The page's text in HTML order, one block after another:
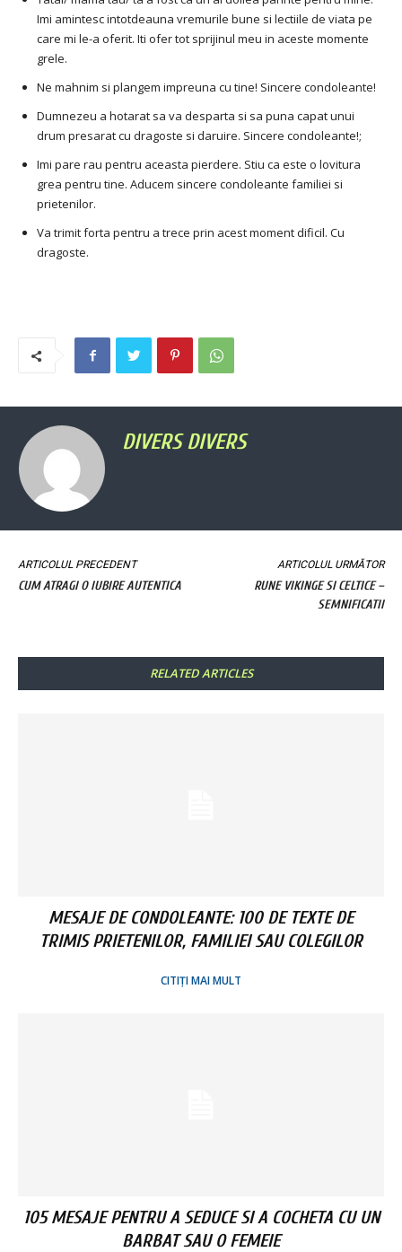
Imi amintesc intotdeauna vremurile bune si lectiile de viata pe
care mi le-a oferit. Iti ofer tot sprijinul meu in aceste momente
grele.
Ne mahnim si plangem impreuna cu tine! Sincere condoleante!
Dumnezeu a hotarat sa va desparta si sa puna capat unui
drum presarat cu dragoste si daruire. Sincere condoleante!;
Imi pare rau pentru aceasta pierdere. Stiu ca este o lovitura
grea pentru tine. Aducem sincere condoleante familiei si
prietenilor.
Va trimit forta pentru a trece prin acest moment dificil. Cu
dragoste.
DIVERS DIVERS
ARTICOLUL PRECEDENT
CUM ATRAGI O IUBIRE AUTENTICA
ARTICOLUL URMĂTOR
RUNE VIKINGE SI CELTICE –
SEMNIFICATII
RELATED ARTICLES
MESAJE DE CONDOLEANTE: 100 DE TEXTE DE
TRIMIS PRIETENILOR, FAMILIEI SAU COLEGILOR
CITIȚI MAI MULT
105 MESAJE PENTRU A SEDUCE SI A COCHETA CU UN
BARBAT SAU O FEMEIE